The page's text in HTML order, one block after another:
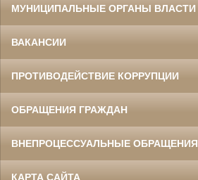
МУНИЦИПАЛЬНЫЕ ОРГАНЫ ВЛАСТИ
ВАКАНСИИ
ПРОТИВОДЕЙСТВИЕ КОРРУПЦИИ
ОБРАЩЕНИЯ ГРАЖДАН
ВНЕПРОЦЕССУАЛЬНЫЕ ОБРАЩЕНИЯ
КАРТА САЙТА